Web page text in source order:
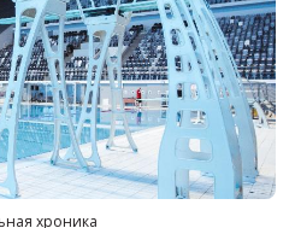
хроника